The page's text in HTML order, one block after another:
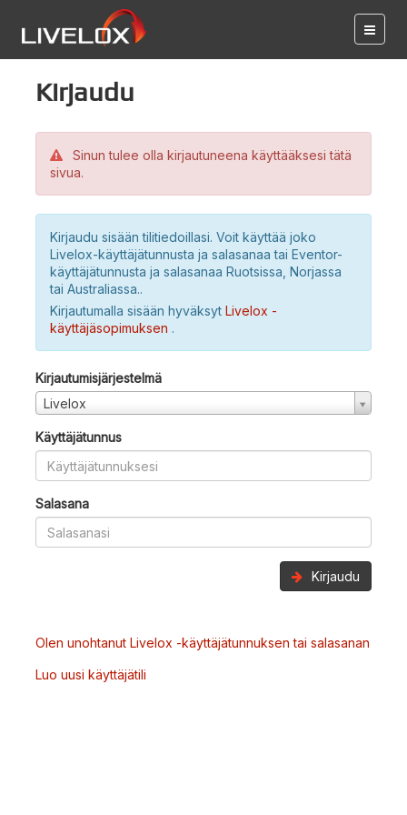
Kirjaudu
Sinun tulee olla kirjautuneena käyttääksesi tätä
sivua.
Kirjaudu sisään tilitiedoillasi. Voit käyttää joko
Livelox-käyttäjätunnusta ja salasanaa tai Eventor-
käyttäjätunnusta ja salasanaa Ruotsissa, Norjassa
tai Australiassa..
Kirjautumalla sisään hyväksyt Livelox -
käyttäjäsopimuksen .
Kirjautumisjärjestelmä
Livelox
Käyttäjätunnus
Salasana
Kirjaudu
Olen unohtanut Livelox -käyttäjätunnuksen tai salasanan
Luo uusi käyttäjätili